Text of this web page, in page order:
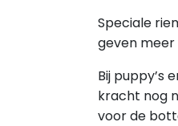
Speciale
geven meer
Bij puppy’s
kracht nog
voor de